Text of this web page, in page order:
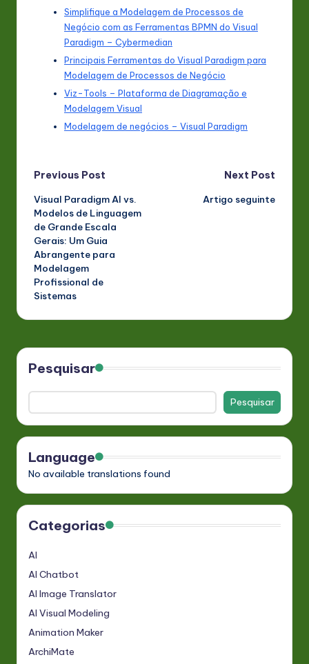
Simplifique a Modelagem de Processos de
Negócio com as Ferramentas BPMN do Visual
Paradigm – Cybermedian
Principais Ferramentas do Visual Paradigm para
Modelagem de Processos de Negócio
Viz-Tools – Plataforma de Diagramação e
Modelagem Visual
Modelagem de negócios – Visual Paradigm
Post
navigation
Previous Post
Visual Paradigm AI vs.
Modelos de Linguagem
de Grande Escala
Gerais: Um Guia
Abrangente para
Modelagem
Profissional de
Sistemas
Next Post
Artigo seguinte
Pesquisar
Pesquisar
Language
No available translations found
Categorias
AI
AI Chatbot
AI Image Translator
AI Visual Modeling
Animation Maker
ArchiMate